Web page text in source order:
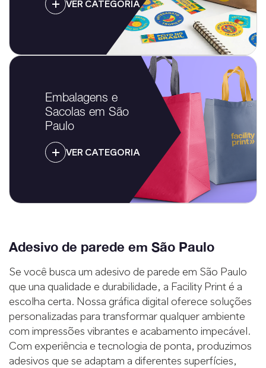
VER CATEGORIA
Embalagens e
Sacolas em São
Paulo
VER CATEGORIA
Adesivo de parede em São Paulo
Se você busca um adesivo de parede em São Paulo
que una qualidade e durabilidade, a Facility Print é a
escolha certa. Nossa gráfica digital oferece soluções
personalizadas para transformar qualquer ambiente
com impressões vibrantes e acabamento impecável.
Com experiência e tecnologia de ponta, produzimos
adesivos que se adaptam a diferentes superfícies,